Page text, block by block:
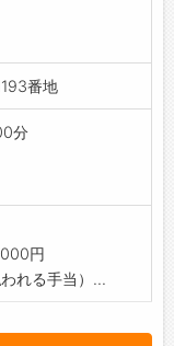
番地
分
円
れる手当）...